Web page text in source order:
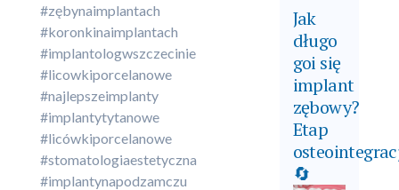
#zębynaimplantach
#koronkinaimplantach
#implantologwszczecinie
#licowkiporcelanowe
#najlepszeimplanty
#implantytytanowe
#licówkiporcelanowe
#stomatologiaestetyczna
#implantynapodzamczu
Jak
długo
goi się
implant
zębowy?
Etap
🔄